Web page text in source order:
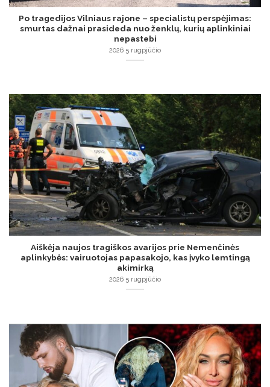
Po tragedijos Vilniaus rajone – specialistų perspėjimas:
smurtas dažnai prasideda nuo ženklų, kurių aplinkiniai
nepastebi
2026 5 rugpjūčio
Aiškėja naujos tragiškos avarijos prie Nemenčinės
aplinkybės: vairuotojas papasakojo, kas įvyko lemtingą
akimirką
2026 5 rugpjūčio